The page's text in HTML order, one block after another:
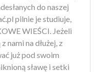
do naszej
pilnie je studiuje,
WIEŚCI. Jeżeli
nami na dłużej, z
już pod swoim
sławę i setki